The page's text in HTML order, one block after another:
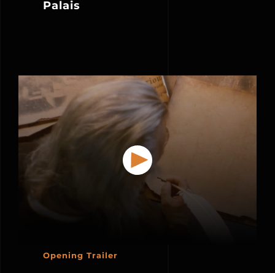
Palais
Opening Trailer